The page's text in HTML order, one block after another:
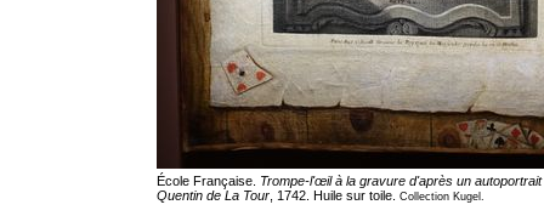
École Française. Trompe-l'œil à la gravure d'après un
Quentin de La Tour, 1742. Huile sur toile. Collection Kugel.